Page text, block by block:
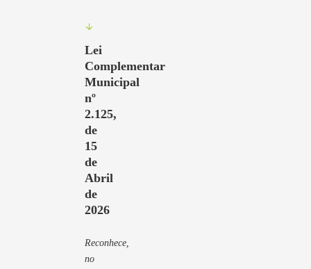
Lei
Complementar
Municipal
nº
2.125,
de
15
de
Abril
de
2026
Reconhece,
no